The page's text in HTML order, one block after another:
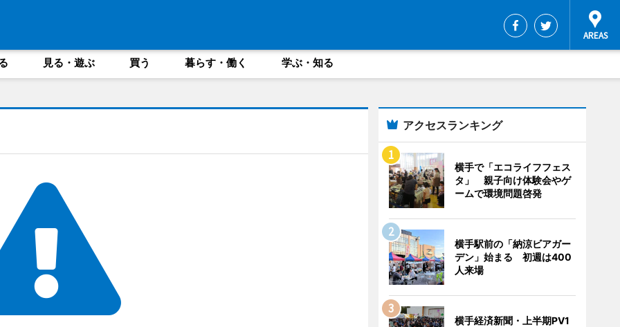
見る・遊ぶ 買う 暮らす・働く 学ぶ・知る
アクセスランキング
横手で「エコライフフェス
タ」 親子向け体験会やゲ
ームで環境問題啓発
横手駅前の「納涼ビアガー
デン」始まる 初週は400
人来場
横手経済新聞・上半期PV1